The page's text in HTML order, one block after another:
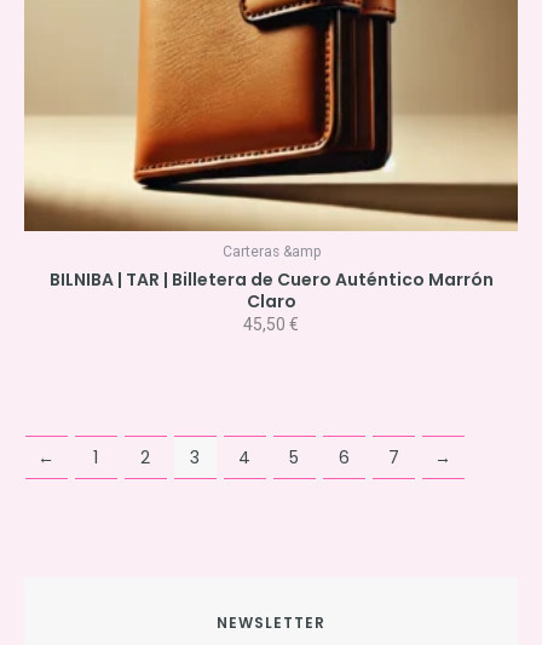
Carteras &amp
BILNIBA | TAR | Billetera de Cuero Auténtico Marrón
Claro
45,50 €
← 1 2 3 4 5 6 7 →
NEWSLETTER